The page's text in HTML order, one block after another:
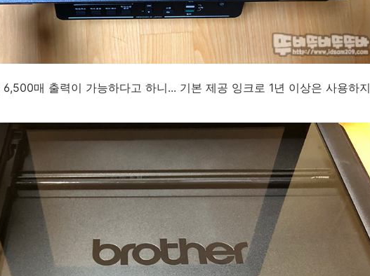
매 출력이 가능하다고 하니... 기본 제공 잉크로 1년 이상은 사용하지